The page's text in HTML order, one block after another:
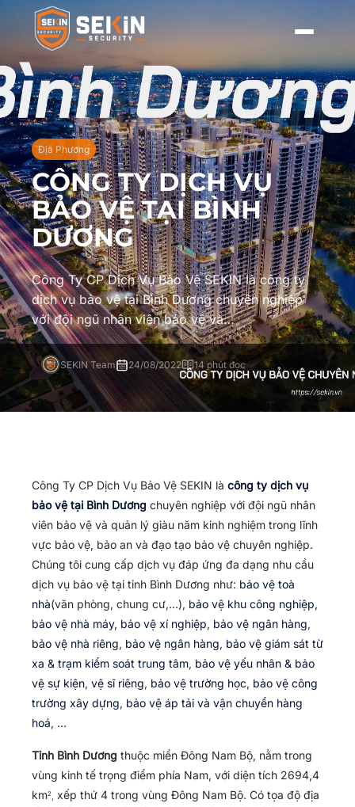
Địa Phương
CÔNG TY DỊCH VỤ
BẢO VỆ TẠI BÌNH
DƯƠNG
Công Ty CP Dịch Vụ Bảo Vệ SEKIN là công ty
dịch vụ bảo vệ tại Bình Dương chuyên nghiệp
với đội ngũ nhân viên bảo vệ và…
SEKIN Team 24/08/2022 14 phút đọc
Công Ty CP Dịch Vụ Bảo Vệ SEKIN là công ty dịch vụ
bảo vệ tại Bình Dương chuyên nghiệp với đội ngũ nhân
viên bảo vệ và quản lý giàu năm kinh nghiệm trong lĩnh
vực bảo vệ, bảo an và đạo tạo bảo vệ chuyên nghiệp.
Chúng tôi cung cấp dịch vụ đáp ứng đa dạng nhu cầu
dịch vụ bảo vệ tại tỉnh Bình Dương như: bảo vệ toà
nhà(văn phòng, chung cư,…), bảo vệ khu công nghiệp,
bảo vệ nhà máy, bảo vệ xí nghiệp, bảo vệ ngân hàng,
bảo vệ nhà riêng, bảo vệ ngân hàng, bảo vệ giám sát từ
xa & trạm kiểm soát trung tâm, bảo vệ yếu nhân & bảo
vệ sự kiện, vệ sĩ riêng, bảo vệ trường học, bảo vệ công
trường xây dựng, bảo vệ áp tải và vận chuyển hàng
hoá, …
Tỉnh Bình Dương thuộc miền Đông Nam Bộ, nằm trong
vùng kinh tế trọng điểm phía Nam, với diện tích 2694,4
km2 , xếp thứ 4 trong vùng Đông Nam Bộ. Có tọa độ địa